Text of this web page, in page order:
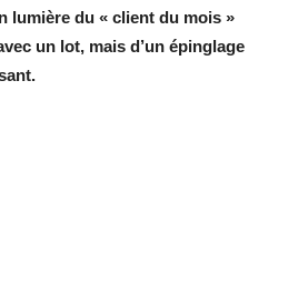
lumière du « client du mois »
un lot, mais d’un épinglage